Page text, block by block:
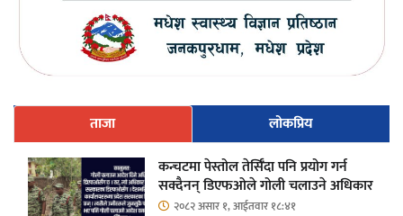
ताजा
लोकप्रिय
कन्चटमा पेस्तोल तेर्सिँदा पनि प्रयोग गर्न
सक्दैनन् डिएफओले गोली चलाउने अधिकार
२०८२ असार १, आईतवार १८:४१